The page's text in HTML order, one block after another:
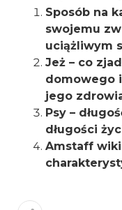
Sposób na
swojemu
uciążliwym
Jeż – co
domowego
jego
Psy –
długości
Amstaff